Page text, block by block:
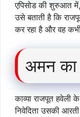
एपिसोड की शुरुआत
उसे बताती है कि
कर रहा है और वह
अमन का
काव्या राजपूत हवेली
निवेदिता उसकी